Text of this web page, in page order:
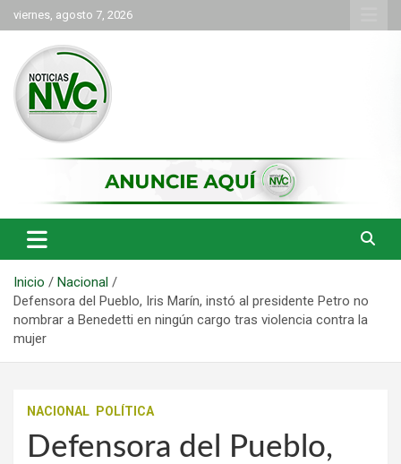
Saltar
al
contenido
viernes, agosto 7, 2026
NVC Noticias
Inicio
Nacional
Defensora del Pueblo, Iris Marín, instó al presidente Petro no
nombrar a Benedetti en ningún cargo tras violencia contra la
mujer
NACIONAL POLÍTICA
Defensora del Pueblo,